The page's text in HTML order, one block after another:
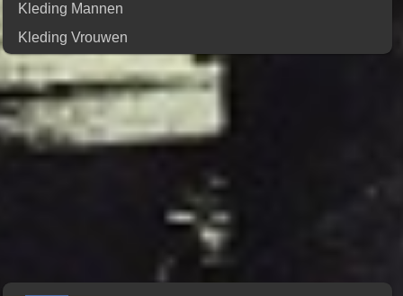
Kleding Mannen
Kleding Vrouwen